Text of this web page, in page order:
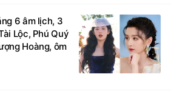
6 âm lịch, 3
Lộc, Phú Quý
Hoàng, ôm